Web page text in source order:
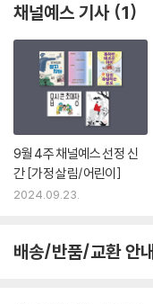
채널예스 기사 1
9월 4주 채널예스 선정 신
간 [가정 살림/어린이]
2024.09.23.
배송/반품/교환 안내